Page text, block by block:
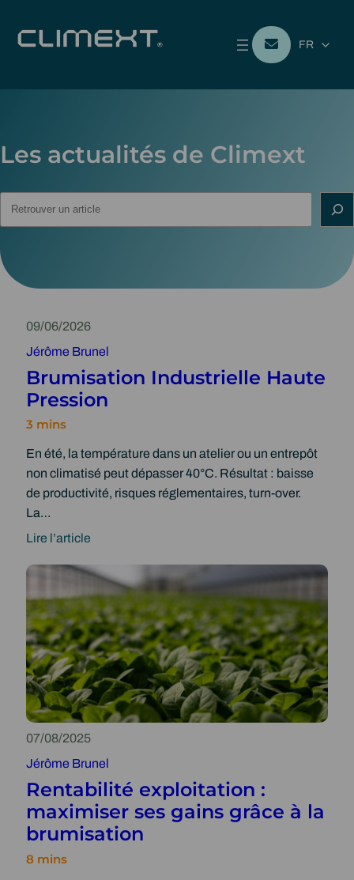
FR
Les actualités de Climext
09/06/2026
Jérôme Brunel
Brumisation Industrielle Haute
Pression
En été, la température dans un atelier ou un entrepôt
non climatisé peut dépasser 40°C. Résultat : baisse
de productivité, risques réglementaires, turn-over.
La…
Lire l’article
B
r
u
m
i
s
a
I
n
d
07/08/2025
Jérôme Brunel
Rentabilité exploitation :
maximiser ses gains grâce à la
brumisation